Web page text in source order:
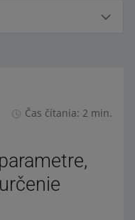
Čas čítania: 2 min.